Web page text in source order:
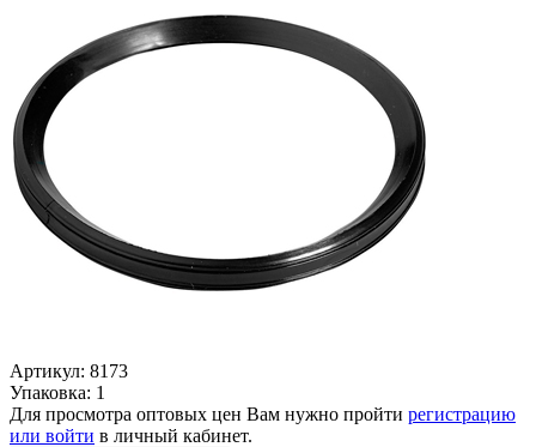
Артикул: 8173
Упаковка: 1
Для просмотра оптовых цен Вам нужно пройти регистрацию
или войти в личный кабинет.